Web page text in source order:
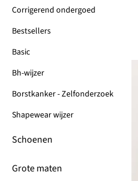
Corrigerend ondergoed
Bestsellers
Basic
Bh-wijzer
Borstkanker - Zelfonderzoek
Shapewear wijzer
Schoenen
Grote maten